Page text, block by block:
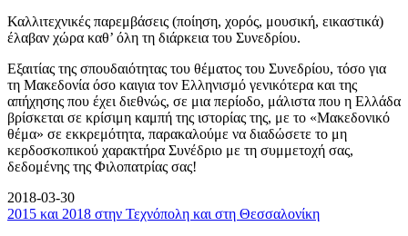
Καλλιτεχνικές παρεμβάσεις (ποίηση, χορός, μουσική, εικαστικά)
έλαβαν χώρα καθ’ όλη τη διάρκεια του Συνεδρίου.
Εξαιτίας της σπουδαιότητας του θέματος του Συνεδρίου, τόσο για
τη Μακεδονία όσο καιγια τον Ελληνισμό γενικότερα και της
απήχησης που έχει διεθνώς, σε μια περίοδο, μάλιστα που η Ελλάδα
βρίσκεται σε κρίσιμη καμπή της ιστορίας της, με το «Μακεδονικό
θέμα» σε εκκρεμότητα, παρακαλούμε να διαδώσετε το μη
κερδοσκοπικού χαρακτήρα Συνέδριο με τη συμμετοχή σας,
δεδομένης της Φιλοπατρίας σας!
2018-03-30
2015 και 2018 στην Τεχνόπολη και στη Θεσσαλονίκη